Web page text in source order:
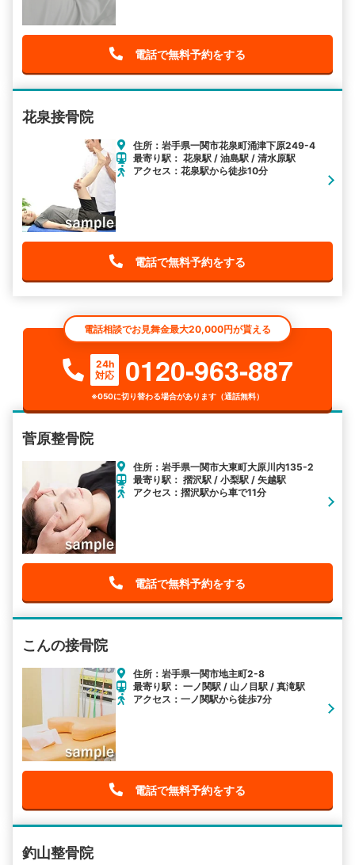
電話で無料予約をする
花泉接骨院
住所：岩手県一関市花泉町涌津下原249-4
最寄り駅： 花泉駅 / 油島駅 / 清水原駅
アクセス：花泉駅から徒歩10分
電話で無料予約をする
電話相談でお見舞金最大20,000円が貰える
24h
対応
0120-963-887
※050に切り替わる場合があります（通話無料）
菅原整骨院
住所：岩手県一関市大東町大原川内135-2
最寄り駅： 摺沢駅 / 小梨駅 / 矢越駅
アクセス：摺沢駅から車で11分
電話で無料予約をする
こんの接骨院
住所：岩手県一関市地主町2-8
最寄り駅： 一ノ関駅 / 山ノ目駅 / 真滝駅
アクセス：一ノ関駅から徒歩7分
電話で無料予約をする
釣山整骨院